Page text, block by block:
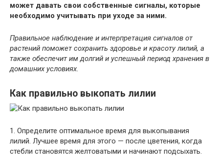
может давать свои собственные сигналы, которые
необходимо учитывать при уходе за ними.
Правильное наблюдение и интерпретация сигналов от
растений поможет сохранить здоровье и красоту лилий, а
также обеспечит им долгий и успешный период хранения в
домашних условиях.
Как правильно выкопать лилии
1. Определите оптимальное время для выкопывания
лилий. Лучшее время для этого — после цветения, когда
стебли становятся желтоватыми и начинают подсыхать.